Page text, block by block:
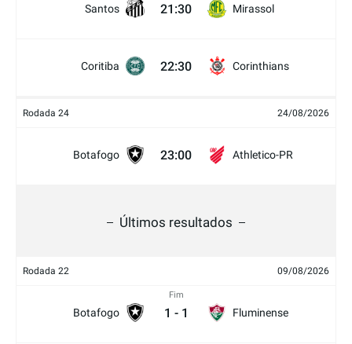
Santos 21:30 Mirassol
Coritiba 22:30 Corinthians
Rodada 24 24/08/2026
Botafogo 23:00 Athletico-PR
Últimos resultados
Rodada 22 09/08/2026
Botafogo
Fim
1 - 1 Fluminense